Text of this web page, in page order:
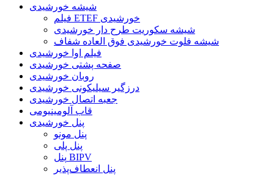
شیشه خورشیدی
فیلم ETEF خورشیدی
شیشه سکوریت طرح دار خورشیدی
شیشه فلوت خورشیدی فوق العاده شفاف
فیلم اوا خورشیدی
صفحه پشتی خورشیدی
روبان خورشیدی
درزگیر سیلیکونی خورشیدی
جعبه اتصال خورشیدی
قاب آلومینیومی
پنل خورشیدی
پنل مونو
پنل پلی
پنل BIPV
پنل انعطاف‌پذیر